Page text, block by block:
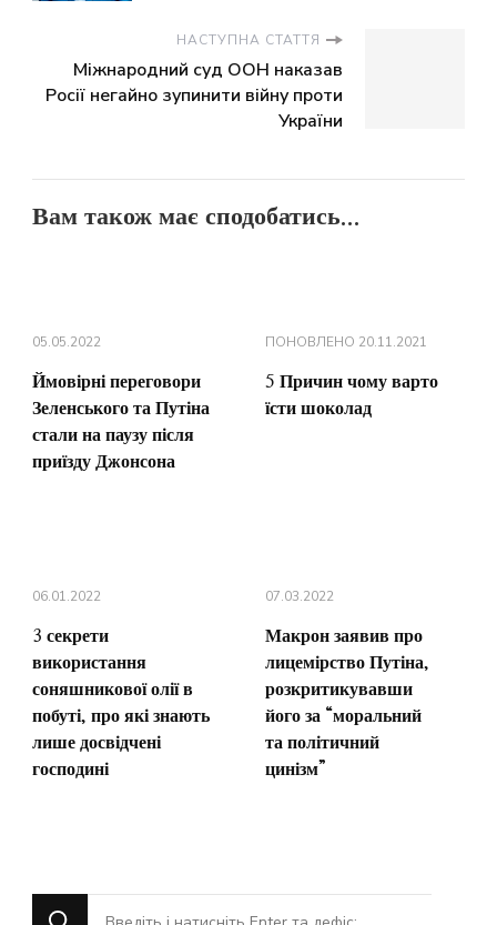
НАСТУПНА СТАТТЯ
Міжнародний суд ООН наказав
Росії негайно зупинити війну проти
України
Вам також має сподобатись...
05.05.2022
Ймовірні переговори
Зеленського та Путіна
стали на паузу після
приїзду Джонсона
ПОНОВЛЕНО 20.11.2021
5 Причин чому варто
їсти шоколад
06.01.2022
3 секрети
використання
соняшникової олії в
побуті, про які знають
лише досвідчені
господині
07.03.2022
Макрон заявив про
лицемірство Путіна,
розкритикувавши
його за “моральний
та політичний
цинізм”
Шукаєте